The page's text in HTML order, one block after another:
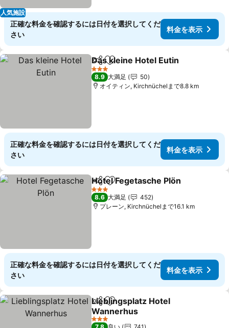
人気施設
正確な料金を確認するには日付を選択してくだ
さい
料金を表示
シェアお気に入りに追加
Das kleine Hotel Eutin
3 ホテルのランク
8.9 大満足
50
オイティン, Kirchnüchelまで8.8 km
正確な料金を確認するには日付を選択してくだ
さい
料金を表示
シェアお気に入りに追加
Hotel Fegetasche Plön
3 ホテルのランク
8.6 大満足
452
プレーン, Kirchnüchelまで16.1 km
正確な料金を確認するには日付を選択してくだ
さい
料金を表示
シェアお気に入りに追加
Lieblingsplatz Hotel
Wannerhus
3 ホテルのランク